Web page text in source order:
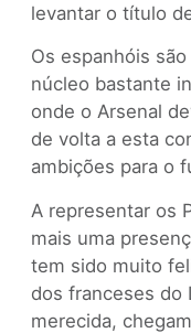
levantar o título
Os espanhóis
núcleo bastante
onde o Arsenal
de volta a esta
ambições para o
A representar os
mais uma
tem sido muito
dos franceses do
merecida,